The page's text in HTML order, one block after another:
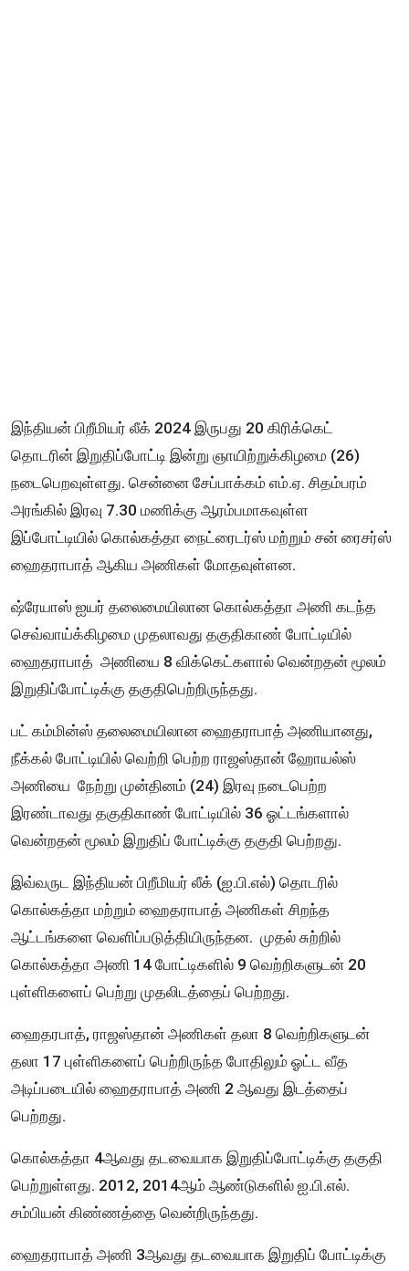
இந்தியன் பிறீமியர் லீக் 2024 இருபது 20 கிரிக்கெட்
தொடரின் இறுதிப்போட்டி இன்று ஞாயிற்றுக்கிழமை (26)
நடைபெறவுள்ளது. சென்னை சேப்பாக்கம் எம்.ஏ. சிதம்பரம்
அரங்கில் இரவு 7.30 மணிக்கு ஆரம்பமாகவுள்ள
இப்போட்டியில் கொல்கத்தா நைட்ரைடர்ஸ் மற்றும் சன் ரைசர்ஸ்
ஹைதராபாத் ஆகிய அணிகள் மோதவுள்ளன.
ஷ்ரேயாஸ் ஐயர் தலைமையிலான கொல்கத்தா அணி கடந்த
செவ்வாய்க்கிழமை முதலாவது தகுதிகாண் போட்டியில்
ஹைதராபாத் அணியை 8 விக்கெட்களால் வென்றதன் மூலம்
இறுதிப்போட்டிக்கு தகுதிபெற்றிருந்தது.
பட் கம்மின்ஸ் தலைமையிலான ஹைதராபாத் அணியானது,
நீக்கல் போட்டியில் வெற்றி பெற்ற ராஜஸ்தான் ஹோயல்ஸ்
அணியை நேற்று முன்தினம் (24) இரவு நடைபெற்ற
இரண்டாவது தகுதிகாண் போட்டியில் 36 ஓட்டங்களால்
வென்றதன் மூலம் இறுதிப் போட்டிக்கு தகுதி பெற்றது.
இவ்வருட இந்தியன் பிறீமியர் லீக் (ஐ.பி.எல்) தொடரில்
கொல்கத்தா மற்றும் ஹைதராபாத் அணிகள் சிறந்த
ஆட்டங்களை வெளிப்படுத்தியிருந்தன. முதல் சுற்றில்
கொல்கத்தா அணி 14 போட்டிகளில் 9 வெற்றிகளுடன் 20
புள்ளிகளைப் பெற்று முதலிடத்தைப் பெற்றது.
ஹைதரபாத், ராஜஸ்தான் அணிகள் தலா 8 வெற்றிகளுடன்
தலா 17 புள்ளிகளைப் பெற்றிருந்த போதிலும் ஓட்ட வீத
அடிப்படையில் ஹைதராபாத் அணி 2 ஆவது இடத்தைப்
பெற்றது.
கொல்கத்தா 4ஆவது தடவையாக இறுதிப்போட்டிக்கு தகுதி
பெற்றுள்ளது. 2012, 2014ஆம் ஆண்டுகளில் ஐ.பி.எல்.
சம்பியன் கிண்ணத்தை வென்றிருந்தது.
ஹைதராபாத் அணி 3ஆவது தடவையாக இறுதிப் போட்டிக்கு